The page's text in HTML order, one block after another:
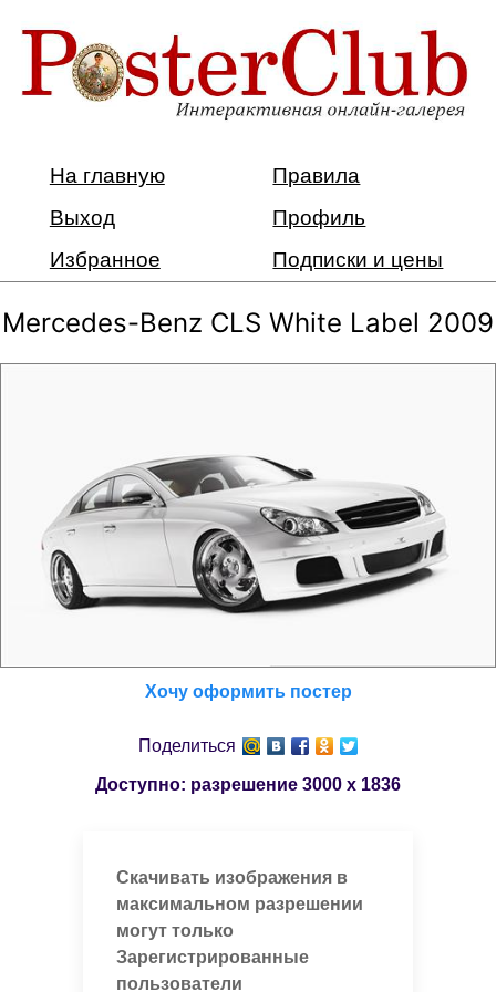
На главную
Правила
Выход
Профиль
Избранное
Подписки и цены
Mercedes-Benz CLS White Label 2009
Хочу оформить постер
Поделиться
Доступно: разрешение 3000 x 1836
Скачивать изображения в
максимальном разрешении
могут только
Зарегистрированные
пользователи